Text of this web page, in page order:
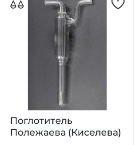
Поглотитель
Полежаева (Киселева)